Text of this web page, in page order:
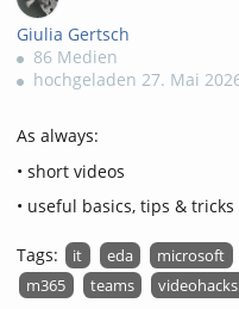
Giulia Gertsch
86 Medien
hochgeladen 27. Mai
As always:
• short videos
• useful basics, tips &
Tags: it eda
microsoft
m365
teams videohacks